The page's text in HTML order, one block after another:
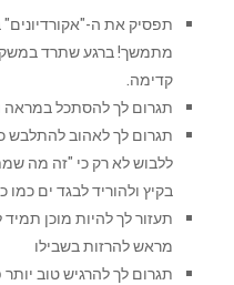
תפסיק את ה-
מתמשך! ברגע שתרד
קדימה.
תגרום לך להסתכל
תגרום לך לאהוב להתלבש
ללבוש לא רק כי "זה מה
בקיץ ולהוריד לבגד ים כמו
תעזור לך להיות מוכן
מראש להרזות בשבילו
תגרום לך להרגיש טוב יותר